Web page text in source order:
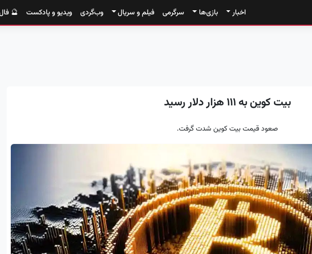
اخبار بازی‌ها سرگرمی فیلم و سریال وب‌گردی ویدیو و پادکست 🔮
بیت کوین به ۱۱۱ هزار دلار رسید
صعود قیمت بیت کوین شدت گرفت.